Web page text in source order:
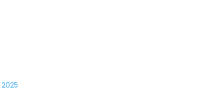
2025